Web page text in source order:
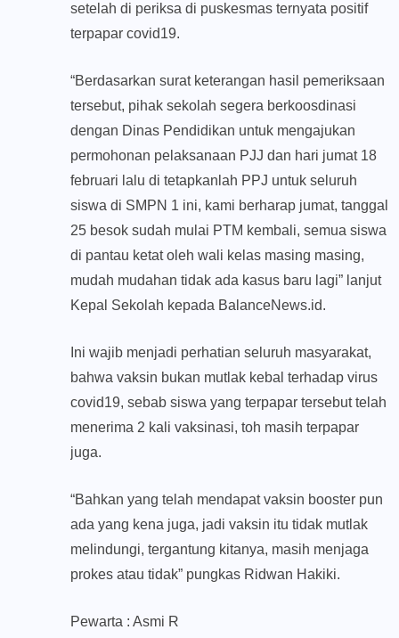
setelah di periksa di puskesmas ternyata positif
terpapar covid19.
“Berdasarkan surat keterangan hasil pemeriksaan
tersebut, pihak sekolah segera berkoosdinasi
dengan Dinas Pendidikan untuk mengajukan
permohonan pelaksanaan PJJ dan hari jumat 18
februari lalu di tetapkanlah PPJ untuk seluruh
siswa di SMPN 1 ini, kami berharap jumat, tanggal
25 besok sudah mulai PTM kembali, semua siswa
di pantau ketat oleh wali kelas masing masing,
mudah mudahan tidak ada kasus baru lagi” lanjut
Kepal Sekolah kepada BalanceNews.id.
Ini wajib menjadi perhatian seluruh masyarakat,
bahwa vaksin bukan mutlak kebal terhadap virus
covid19, sebab siswa yang terpapar tersebut telah
menerima 2 kali vaksinasi, toh masih terpapar
juga.
“Bahkan yang telah mendapat vaksin booster pun
ada yang kena juga, jadi vaksin itu tidak mutlak
melindungi, tergantung kitanya, masih menjaga
prokes atau tidak” pungkas Ridwan Hakiki.
Pewarta : Asmi R